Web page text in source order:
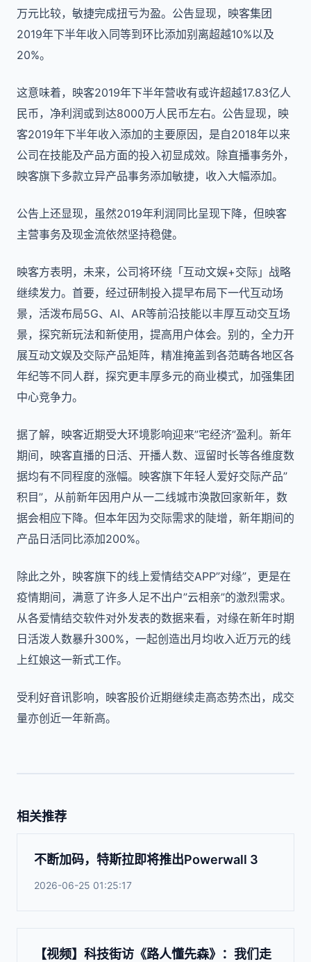
万元比较，敏捷完成扭亏为盈。公告显现，映客集团
2019年下半年收入同等到环比添加别离超越10%以及
20%。
这意味着，映客2019年下半年营收有或许超越17.83亿人
民币，净利润或到达8000万人民币左右。公告显现，映
客2019年下半年收入添加的主要原因，是自2018年以来
公司在技能及产品方面的投入初显成效。除直播事务外，
映客旗下多款立异产品事务添加敏捷，收入大幅添加。
公告上还显现，虽然2019年利润同比呈现下降，但映客
主营事务及现金流依然坚持稳健。
映客方表明，未来，公司将环绕「互动文娱+交际」战略
继续发力。首要，经过研制投入提早布局下一代互动场
景，活泼布局5G、AI、AR等前沿技能以丰厚互动交互场
景，探究新玩法和新使用，提高用户体会。别的，全力开
展互动文娱及交际产品矩阵，精准掩盖到各范畴各地区各
年纪等不同人群，探究更丰厚多元的商业模式，加强集团
中心竞争力。
据了解，映客近期受大环境影响迎来”宅经济”盈利。新年
期间，映客直播的日活、开播人数、逗留时长等各维度数
据均有不同程度的涨幅。映客旗下年轻人爱好交际产品”
积目”，从前新年因用户从一二线城市涣散回家新年，数
据会相应下降。但本年因为交际需求的陡增，新年期间的
产品日活同比添加200%。
除此之外，映客旗下的线上爱情结交APP”对缘”，更是在
疫情期间，满意了许多人足不出户”云相亲”的激烈需求。
从各爱情结交软件对外发表的数据来看，对缘在新年时期
日活泼人数暴升300%，一起创造出月均收入近万元的线
上红娘这一新式工作。
受利好音讯影响，映客股价近期继续走高态势杰出，成交
量亦创近一年新高。
相关推荐
不断加码，特斯拉即将推出Powerwall 3
2026-06-25 01:25:17
【视频】科技街访《路人懂先森》：我们走